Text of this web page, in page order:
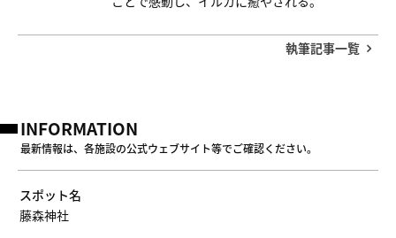
執筆記事一覧
INFORMATION
最新情報は、各施設の公式ウェブサイト等でご確認ください。
スポット名
藤森神社